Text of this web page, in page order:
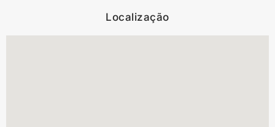
Localização